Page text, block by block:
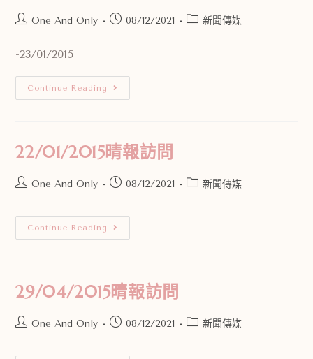
One And Only 08/12/2021 新聞傳媒
-23/01/2015
Continue Reading
22/01/2015晴報訪問
One And Only 08/12/2021 新聞傳媒
Continue Reading
29/04/2015晴報訪問
One And Only 08/12/2021 新聞傳媒